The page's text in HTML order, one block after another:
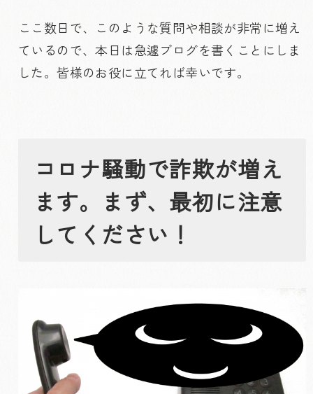
ここ数日で、このような質問や相談が非常に増え
ているので、本日は急遽ブログを書くことにしま
した。皆様のお役に立てれば幸いです。
コロナ騒動で詐欺が増え
ます。まず、最初に注意
してください！